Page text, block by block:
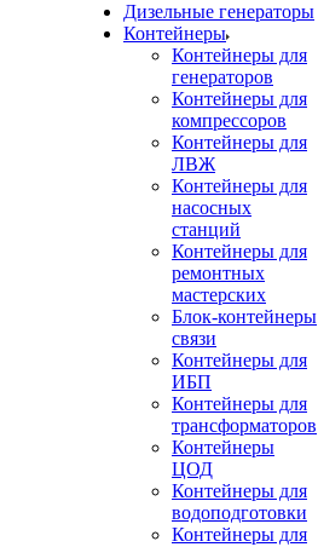
Дизельные генераторы
Контейнеры
Контейнеры для
генераторов
Контейнеры для
компрессоров
Контейнеры для
ЛВЖ
Контейнеры для
насосных
станций
Контейнеры для
ремонтных
мастерских
Блок-контейнеры
связи
Контейнеры для
ИБП
Контейнеры для
трансформаторов
Контейнеры
ЦОД
Контейнеры для
водоподготовки
Контейнеры для